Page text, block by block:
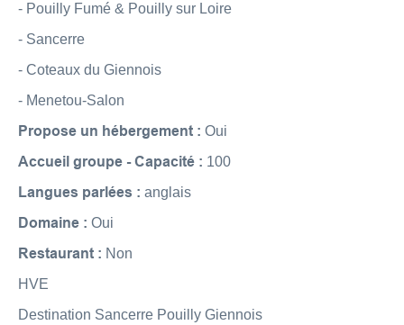
- Pouilly Fumé & Pouilly sur Loire
- Sancerre
- Coteaux du Giennois
- Menetou-Salon
Propose un hébergement : Oui
Accueil groupe - Capacité : 100
Langues parlées : anglais
Domaine : Oui
Restaurant : Non
HVE
Destination Sancerre Pouilly Giennois